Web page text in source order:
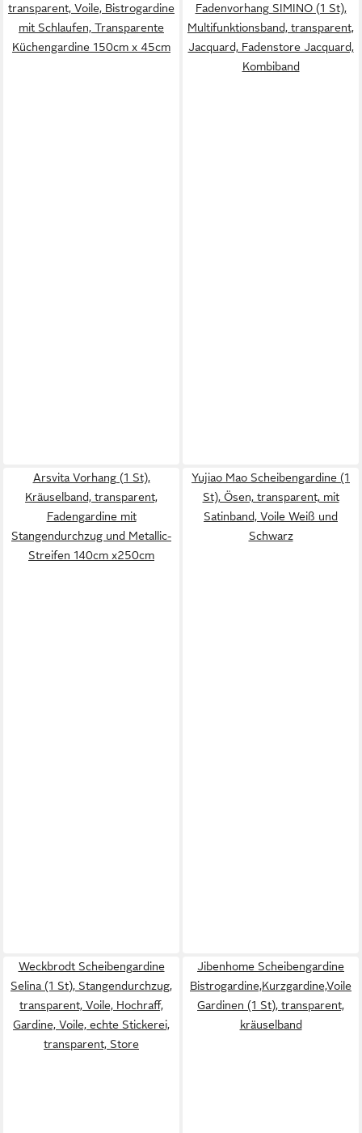
transparent, Voile, Bistrogardine
mit Schlaufen, Transparente
Küchengardine 150cm x 45cm
Fadenvorhang SIMINO (1 St),
Multifunktionsband, transparent,
Jacquard, Fadenstore Jacquard,
Kombiband
Arsvita Vorhang (1 St),
Kräuselband, transparent,
Fadengardine mit
Stangendurchzug und Metallic-
Streifen 140cm x250cm
Yujiao Mao Scheibengardine (1
St), Ösen, transparent, mit
Satinband, Voile Weiß und
Schwarz
Weckbrodt Scheibengardine
Selina (1 St), Stangendurchzug,
transparent, Voile, Hochraff,
Gardine, Voile, echte Stickerei,
transparent, Store
Jibenhome Scheibengardine
Bistrogardine,Kurzgardine,Voile
Gardinen (1 St), transparent,
kräuselband